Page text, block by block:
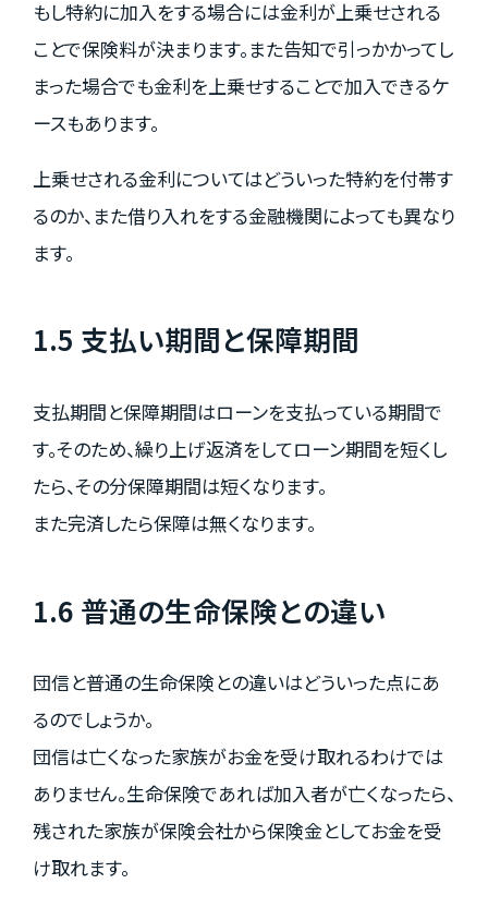
もし特約に加入をする場合には金利が上乗せされる
ことで保険料が決まります。また告知で引っかかってし
まった場合でも金利を上乗せすることで加入できるケ
ースもあります。
上乗せされる金利についてはどういった特約を付帯す
るのか、また借り入れをする金融機関によっても異なり
ます。
1.5 支払い期間と保障期間
支払期間と保障期間はローンを支払っている期間で
す。そのため、繰り上げ返済をしてローン期間を短くし
たら、その分保障期間は短くなります。
また完済したら保障は無くなります。
1.6 普通の生命保険との違い
団信と普通の生命保険との違いはどういった点にあ
るのでしょうか。
団信は亡くなった家族がお金を受け取れるわけでは
ありません。生命保険であれば加入者が亡くなったら、
残された家族が保険会社から保険金としてお金を受
け取れます。